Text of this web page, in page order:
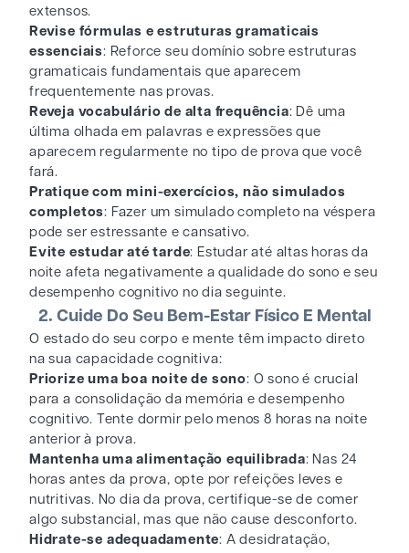
extensos.
Revise fórmulas e estruturas gramaticais
essenciais: Reforce seu domínio sobre estruturas
gramaticais fundamentais que aparecem
frequentemente nas provas.
Reveja vocabulário de alta frequência: Dê uma
última olhada em palavras e expressões que
aparecem regularmente no tipo de prova que você
fará.
Pratique com mini-exercícios, não simulados
completos: Fazer um simulado completo na véspera
pode ser estressante e cansativo.
Evite estudar até tarde: Estudar até altas horas da
noite afeta negativamente a qualidade do sono e seu
desempenho cognitivo no dia seguinte.
2. Cuide Do Seu Bem-Estar Físico E Mental
O estado do seu corpo e mente têm impacto direto
na sua capacidade cognitiva:
Priorize uma boa noite de sono: O sono é crucial
para a consolidação da memória e desempenho
cognitivo. Tente dormir pelo menos 8 horas na noite
anterior à prova.
Mantenha uma alimentação equilibrada: Nas 24
horas antes da prova, opte por refeições leves e
nutritivas. No dia da prova, certifique-se de comer
algo substancial, mas que não cause desconforto.
Hidrate-se adequadamente: A desidratação,